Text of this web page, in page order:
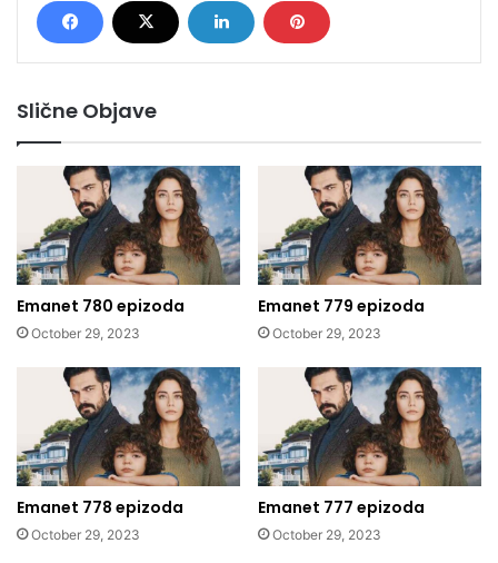
Slične Objave
Emanet 780 epizoda
October 29, 2023
Emanet 779 epizoda
October 29, 2023
Emanet 778 epizoda
October 29, 2023
Emanet 777 epizoda
October 29, 2023